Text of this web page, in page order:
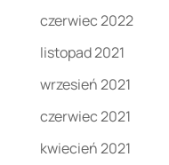
czerwiec 2022
listopad 2021
wrzesień 2021
czerwiec 2021
kwiecień 2021